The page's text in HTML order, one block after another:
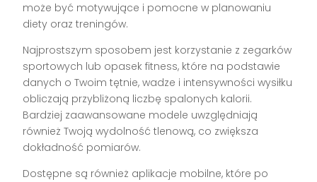
może być motywujące i pomocne w planowaniu
diety oraz treningów.
Najprostszym sposobem jest korzystanie z zegarków
sportowych lub opasek fitness, które na podstawie
danych o Twoim tętnie, wadze i intensywności wysiłku
obliczają przybliżoną liczbę spalonych kalorii.
Bardziej zaawansowane modele uwzględniają
również Twoją wydolność tlenową, co zwiększa
dokładność pomiarów.
Dostępne są również aplikacje mobilne, które po